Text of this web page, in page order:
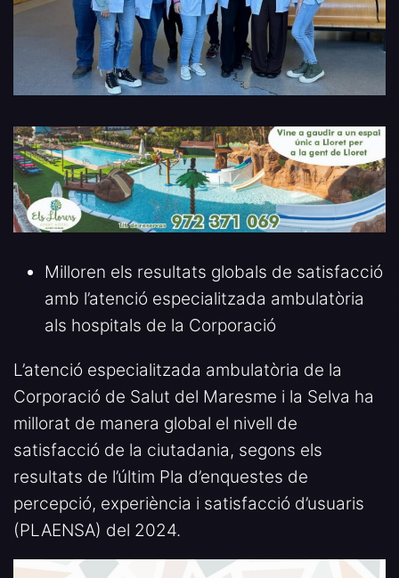
Milloren els resultats globals de satisfacció
amb l’atenció especialitzada ambulatòria
als hospitals de la Corporació
L’atenció especialitzada ambulatòria de la
Corporació de Salut del Maresme i la Selva ha
millorat de manera global el nivell de
satisfacció de la ciutadania, segons els
resultats de l’últim Pla d’enquestes de
percepció, experiència i satisfacció d’usuaris
(PLAENSA) del 2024.